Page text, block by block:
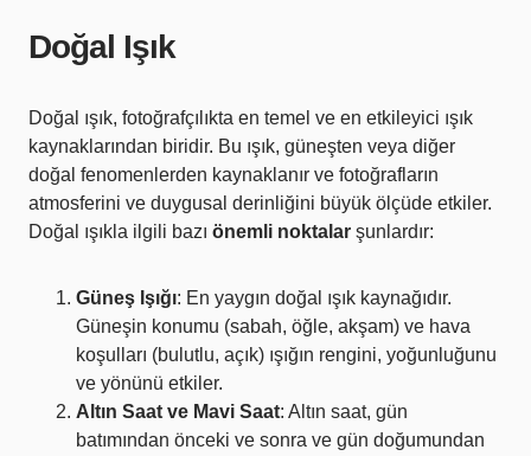
Doğal Işık
Doğal ışık, fotoğrafçılıkta en temel ve en etkileyici ışık
kaynaklarından biridir. Bu ışık, güneşten veya diğer
doğal fenomenlerden kaynaklanır ve fotoğrafların
atmosferini ve duygusal derinliğini büyük ölçüde etkiler.
Doğal ışıkla ilgili bazı önemli noktalar şunlardır:
Güneş Işığı: En yaygın doğal ışık kaynağıdır.
Güneşin konumu (sabah, öğle, akşam) ve hava
koşulları (bulutlu, açık) ışığın rengini, yoğunluğunu
ve yönünü etkiler.
Altın Saat ve Mavi Saat: Altın saat, gün
batımından önceki ve sonra ve gün doğumundan